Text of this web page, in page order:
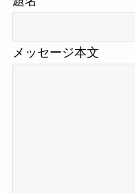
メッセージ本文